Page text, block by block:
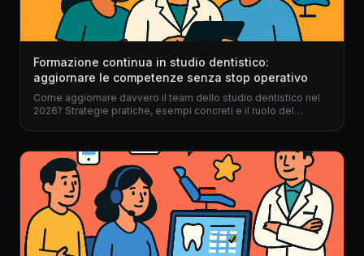
Formazione continua in studio dentistico:
aggiornare le competenze senza stop operativo
Come aggiornare davvero il team dello studio dentistico nel
2026? Strategie pratiche, esempi concreti e il ruolo del